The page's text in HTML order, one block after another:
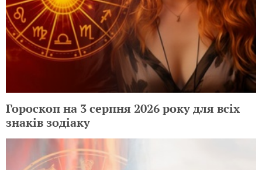
Гороскоп на 3 серпня 2026 року для всіх
знаків зодіаку